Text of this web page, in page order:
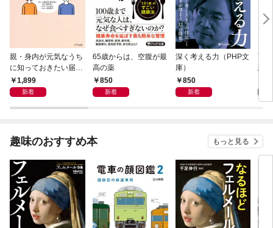
親・身内が元気なうち
に知っておきたい届
出・手続きの準備（き
ずな出版）
1,899
新着
65歳からは、空腹が最
高の薬
850
新着
深く考える力（PHP文
庫）
850
新着
面
恐
趣味のおすすめ本 もっと見る